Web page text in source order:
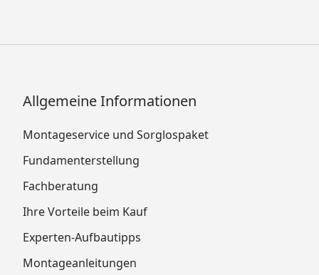
Allgemeine Informationen
Montageservice und Sorglospaket
Fundamenterstellung
Fachberatung
Ihre Vorteile beim Kauf
Experten-Aufbautipps
Montageanleitungen